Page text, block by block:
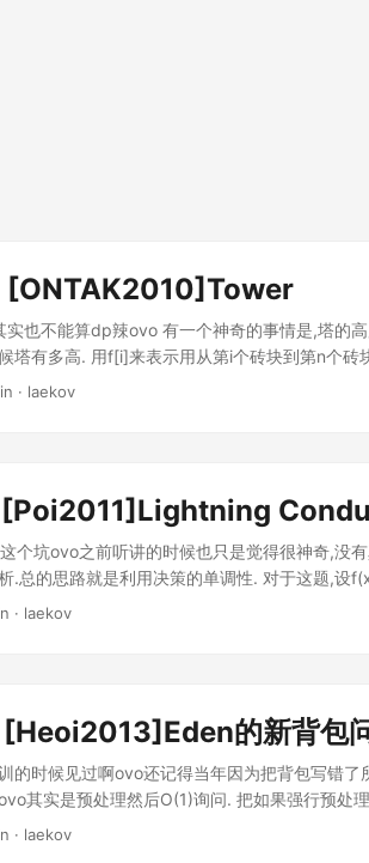
实也不能算dp辣ovo 有一个神奇的事情是,塔的
塔有多高. 用f[i]来表示用从第i个砖块到第n个砖
后得到一个式子: f[i] = min(s[j-1]) - s[i - 1] (f[j] ≤
· laekov
个坑ovo之前听讲的时候也只是觉得很神奇,没
.总的思路就是利用决策的单调性. 对于这题,
成一个奇怪的凸壳状的分段函数.然后我们要取
· laekov
的新背包
的时候见过啊ovo还记得当年因为把背包写错
其实是预处理然后O(1)询问. 把如果强行预处
块.对于每一个块,可以知道它左边的总答案,右
· laekov